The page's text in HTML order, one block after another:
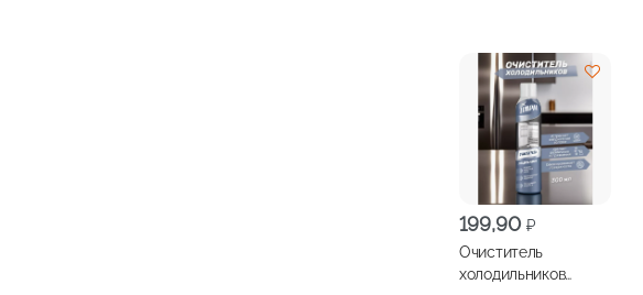
199,90 ₽
Очиститель
холодильников